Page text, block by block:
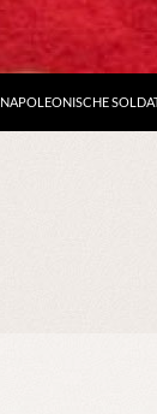
NAPOLEONISCHE